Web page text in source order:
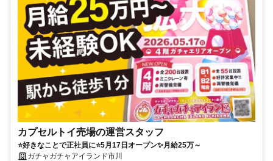
カプセルトイ売場の運営スタッフ
⭐好きなことで正社員に⭐5月17日オープン✨月給25万～
ガチャガチャアイランド市川